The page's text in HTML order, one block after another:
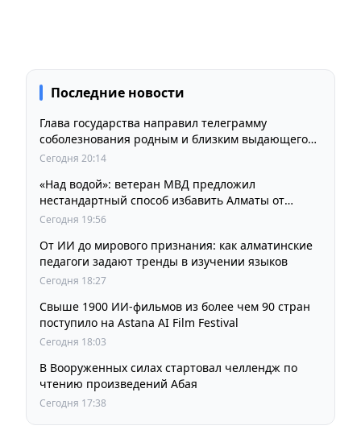
Последние новости
Глава государства направил телеграмму
соболезнования родным и близким выдающегося
кинорежиссера Ардака Амиркулова
Сегодня 20:14
«Над водой»: ветеран МВД предложил
нестандартный способ избавить Алматы от
пробок и смога
Сегодня 19:56
От ИИ до мирового признания: как алматинские
педагоги задают тренды в изучении языков
Сегодня 18:27
Свыше 1900 ИИ-фильмов из более чем 90 стран
поступило на Astana AI Film Festival
Сегодня 18:03
В Вооруженных силах стартовал челлендж по
чтению произведений Абая
Сегодня 17:38